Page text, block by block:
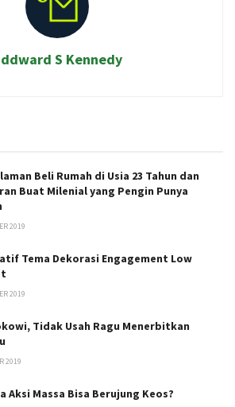
S Kennedy
Beli Rumah di Usia 23 Tahun dan
Buat Milenial yang Pengin Punya
2019
Tema Dekorasi Engagement Low
2019
Tidak Usah Ragu Menerbitkan
2019
Aksi Massa Bisa Berujung Keos?